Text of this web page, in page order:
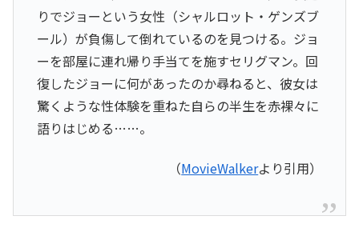
りでジョーという女性（シャルロット・ゲンズブ
ール）が負傷して倒れているのを見つける。ジョ
ーを部屋に連れ帰り手当てを施すセリグマン。回
復したジョーに何があったのか尋ねると、彼女は
驚くような性体験を重ねた自らの半生を赤裸々に
語りはじめる……。
（MovieWalkerより引用）